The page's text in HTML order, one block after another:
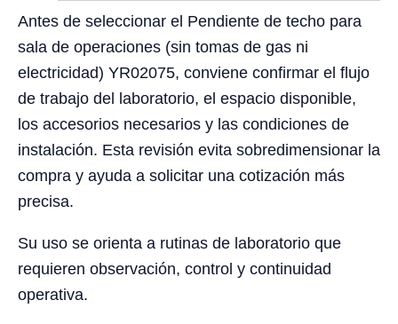
Antes de seleccionar el Pendiente de techo para
sala de operaciones (sin tomas de gas ni
electricidad) YR02075, conviene confirmar el flujo
de trabajo del laboratorio, el espacio disponible,
los accesorios necesarios y las condiciones de
instalación. Esta revisión evita sobredimensionar la
compra y ayuda a solicitar una cotización más
precisa.
Su uso se orienta a rutinas de laboratorio que
requieren observación, control y continuidad
operativa.